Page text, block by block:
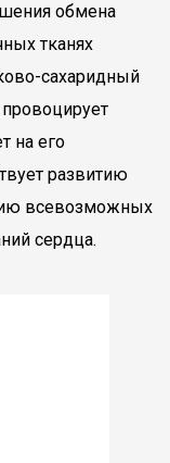
обмена
тканях
сахаридный
на его
развитию
всевозможных
сердца.